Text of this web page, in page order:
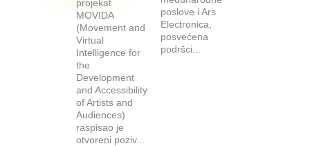
projekat
MOVIDA
(Movement and
Virtual
Intelligence for
the
Development
and Accessibility
of Artists and
Audiences)
raspisao je
otvoreni poziv...
poslove i Ars
Electronica,
posvećena
podršci...